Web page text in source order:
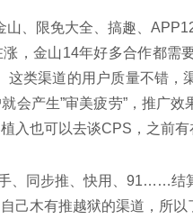
山、限免大全、搞趣、
，金山14年好多合作都需
这类渠道的用户质量不错，
会产生”审美疲劳”，推广
入也可以去谈CPS，之前有
、同步推、快用、91……结
己木有推越狱的渠道，所以